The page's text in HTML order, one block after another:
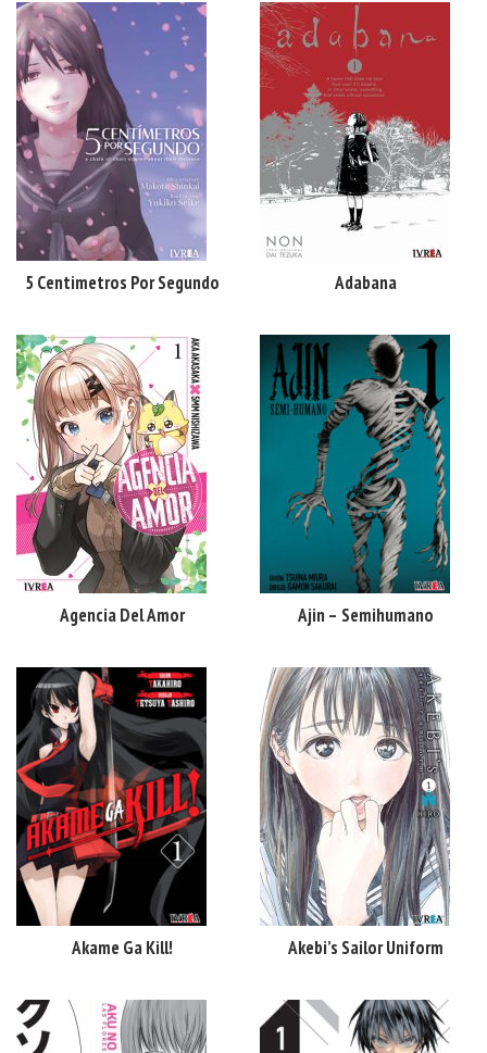
5 Centimetros Por Segundo Adabana
Agencia Del Amor Ajin – Semihumano
Akame Ga Kill! Akebi’s Sailor Uniform